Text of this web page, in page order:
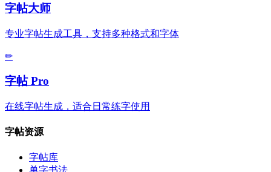
字帖大师
专业字帖生成工具，支持多种格式和字体
✏
字帖 Pro
在线字帖生成，适合日常练字使用
字帖资源
字帖库
单字书法